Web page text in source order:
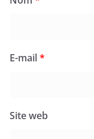
E-mail*
Site web